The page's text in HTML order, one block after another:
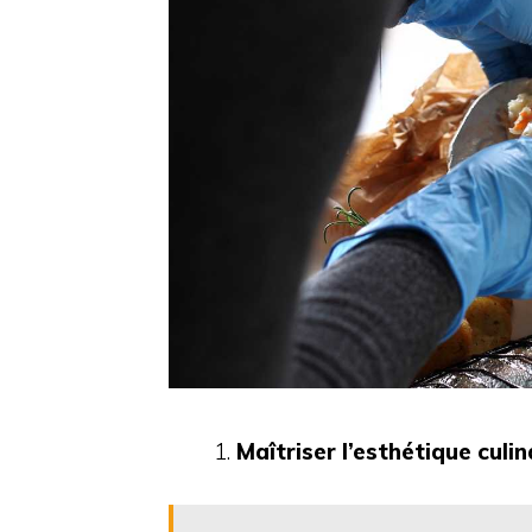
Maîtriser l’esthétique